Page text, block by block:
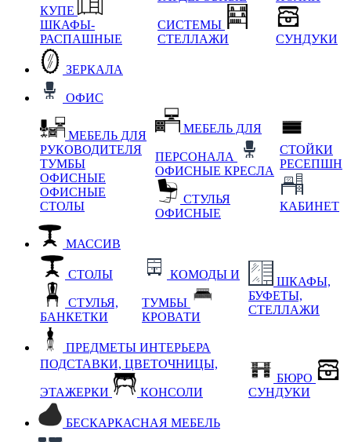
КУПЕ
ШКАФЫ-
РАСПАШНЫЕ
СИСТЕМЫ
СТЕЛЛАЖИ
СУНДУКИ
ЗЕРКАЛА
ОФИС
МЕБЕЛЬ ДЛЯ
РУКОВОДИТЕЛЯ
ТУМБЫ
ОФИСНЫЕ
ОФИСНЫЕ
СТОЛЫ
МЕБЕЛЬ ДЛЯ
ПЕРСОНАЛА
ОФИСНЫЕ КРЕСЛА
СТУЛЬЯ
ОФИСНЫЕ
СТОЙКИ
РЕСЕПШН
КАБИНЕТ
МАССИВ
СТОЛЫ
СТУЛЬЯ,
БАНКЕТКИ
КОМОДЫ И
ТУМБЫ
КРОВАТИ
ШКАФЫ,
БУФЕТЫ,
СТЕЛЛАЖИ
ПРЕДМЕТЫ ИНТЕРЬЕРА
ПОДСТАВКИ, ЦВЕТОЧНИЦЫ,
ЭТАЖЕРКИ КОНСОЛИ
БЮРО
СУНДУКИ
БЕСКАРКАСНАЯ МЕБЕЛЬ